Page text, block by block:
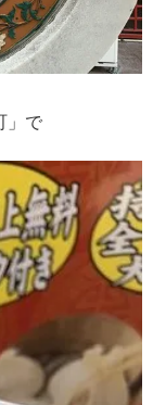
」で